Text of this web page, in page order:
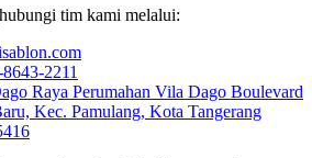
tim kami melalui:
2211
Raya Perumahan Vila Dago Boulevard
Kec. Pamulang, Kota Tangerang